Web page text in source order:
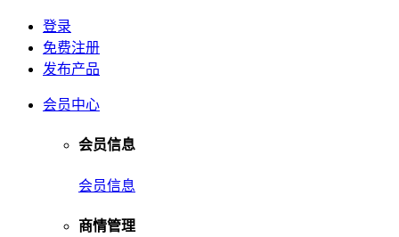
登录
免费注册
发布产品
会员中心
会员信息
会员信息
商情管理